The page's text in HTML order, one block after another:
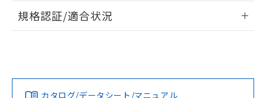
ログイン/会員登録
ダウンロードデータをご利用いただく前に、以下を必ずお読
みください。
EU RoHS 注意事項・凡例
規格認証/適合状況
カタログ/データシート/マニュアル
欄に対応日を記載しておりました。
既に当社にて対応品への在庫切替を完了